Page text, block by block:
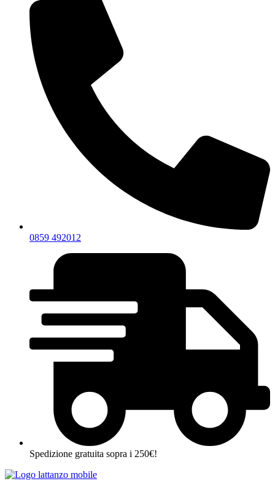
0859 492012
Spedizione gratuita sopra i 250€!